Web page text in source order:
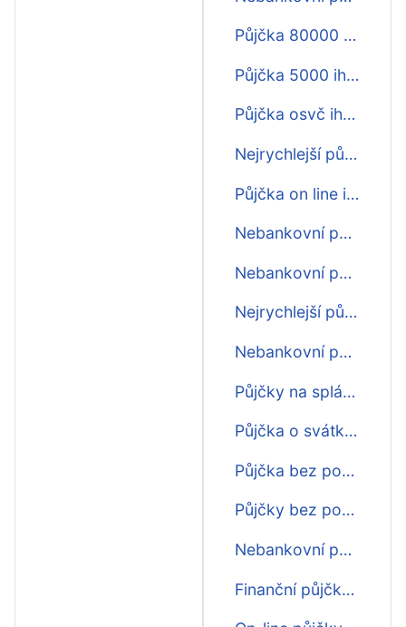
Půjčka 80000 Kč ihned
Půjčka 5000 ihned na účet
Půjčka osvč ihned na účet
Nejrychlejší půjčka ihned
Půjčka on line ihned
Nebankovní půjčky ihned na splátky
Nebankovní půjčky ihned online
Nejrychlejší půjčka ihned na účet
Nebankovní půjčka bez poplatku ihned
Půjčky na splátky ihned
Půjčka o svátku ihned
Půjčka bez poplatku ihned
Půjčky bez poplatku ihned
Nebankovní půjčka ihned na ruku
Finanční půjčky ihned